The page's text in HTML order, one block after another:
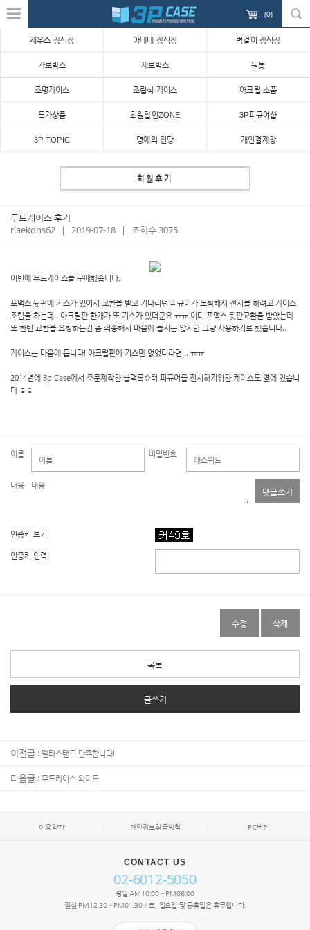
(0)
제우스 장식장 아테네 장식장 벽걸이 장식장
가로박스 세로박스 원통
조명케이스 조립식 케이스 아크릴 소품
특가상품 회원할인ZONE 3P피규어샵
3P TOPIC 명예의 전당 개인결제창
회원후기
무드케이스 후기
rlaekdns62
| 2019-07-18 | 조회수 3075
이번에 무드케이스를 구매했습니다.
포맥스 뒷판에 기스가 있어서 교환을 받고 기다리던 피규어가 도착해서 전시를 하려고 케이스
조립을 하는데.. 아크릴판 한개가 또 기스가 있더군요 ㅠㅠ 이미 포맥스 뒷판교환을 받았는데
또 한번 교환을 요청하는건 좀 죄송해서 마음에 들지는 않지만 그냥 사용하기로 했습니다..
케이스는 마음에 듭니다! 아크릴판에 기스만 없었더라면 .. ㅠㅠ
2014년에 3p Case에서 주문제작한 블랙록슈터 피규어를 전시하기위한 케이스도 옆에 있습니
다 ㅎㅎ
이름 비밀번호
내용
댓글쓰기
인증키 보기
인증키 입력
수정 삭제
목록
글쓰기
이전글 : 델타스탠드 만족합니다!
다음글 : 무드케이스 와이드
이용약관 개인정보취급방침 PC버전
CONTACT US
02-6012-5050
평일 AM10:00 - PM06:00
점심 PM12:30 - PM01:30 / 토, 일요일 및 공휴일은 휴무입니다.